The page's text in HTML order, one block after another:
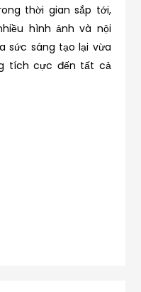
thời gian sắp tới,
hình ảnh và nội
sức sáng tạo lại vừa
tích cực đến tất cả